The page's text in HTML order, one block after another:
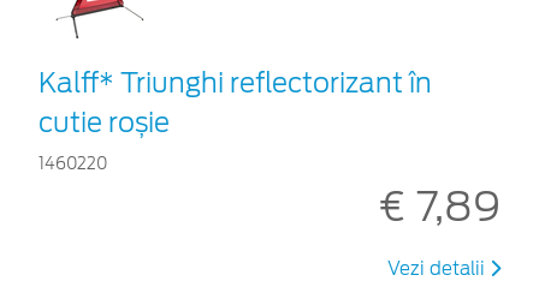
Kalff* Triunghi reflectorizant în
cutie roșie
1460220
€ 7,89
Vezi detalii